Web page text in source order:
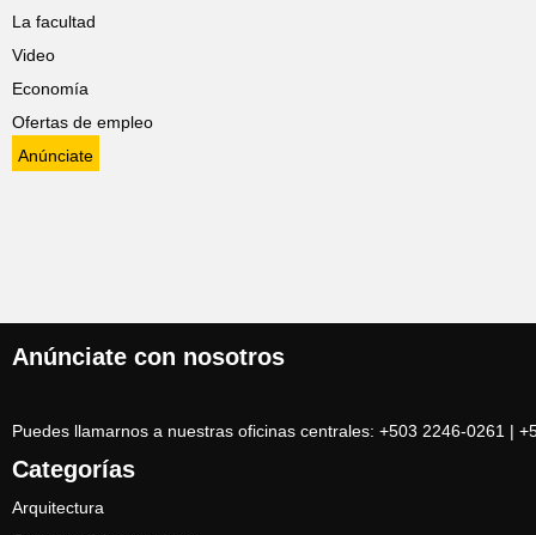
La facultad
Video
Economía
Ofertas de empleo
Anúnciate
Anúnciate con nosotros
Puedes llamarnos a nuestras oficinas centrales: +503 2246-0261 |
Categorías
Arquitectura